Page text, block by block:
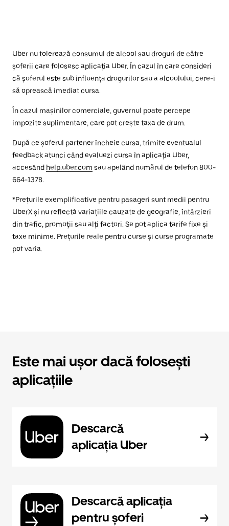
Uber nu tolerează consumul de alcool sau droguri de către
șoferii care folosesc aplicația Uber. În cazul în care consideri
că șoferul este sub influența drogurilor sau a alcoolului, cere-i
să oprească imediat cursa.
În cazul mașinilor comerciale, guvernul poate percepe
impozite suplimentare, care pot crește taxa de drum.
După ce șoferul partener încheie cursa, trimite eventualul
feedback atunci când evaluezi cursa în aplicația Uber,
accesând help.uber.com sau apelând numărul de telefon 800-
664-1378.
*Prețurile exemplificative pentru pasageri sunt medii pentru
UberX și nu reflectă variațiile cauzate de geografie, întârzieri
din trafic, promoții sau alți factori. Se pot aplica tarife fixe și
taxe minime. Prețurile reale pentru curse și curse programate
pot varia.
Este mai ușor dacă folosești
aplicațiile
Descarcă
aplicația Uber
Descarcă aplicația
pentru șoferi